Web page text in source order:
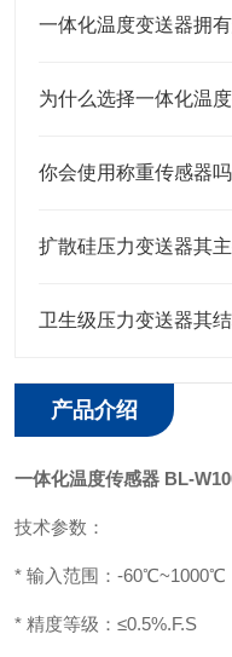
一体化温度变送器拥
为什么选择一体化温
你会使用称重传感器吗
扩散硅压力变送器其
卫生级压力变送器其
产品介绍
一体化温度传感器 BL-
技术参数：
* 输入范围：-60℃~1000℃
* 精度等级：≤0.5%.F.S